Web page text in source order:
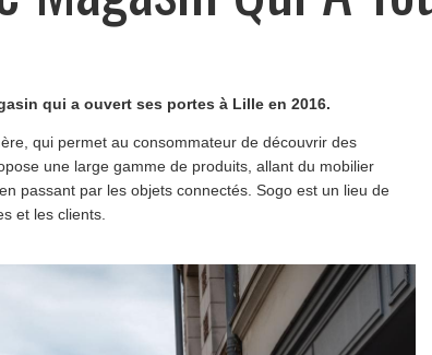
qui a ouvert ses portes à Lille en 2016.
qui permet au consommateur de découvrir des
une large gamme de produits, allant du mobilier
passant par les objets connectés. Sogo est un lieu de
et les clients.